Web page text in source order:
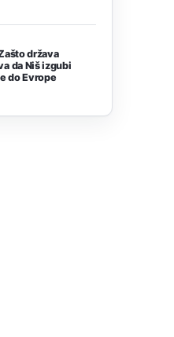
država
da Niš izgubi
do Evrope